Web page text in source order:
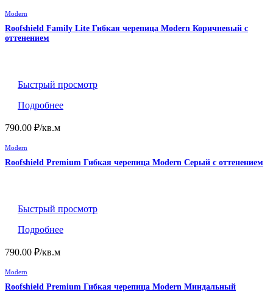
Modern
Roofshield Family Lite Гибкая черепица Modern Коричневый с
оттенением
Быстрый просмотр
Подробнее
790.00 ₽/кв.м
Modern
Roofshield Premium Гибкая черепица Modern Серый с оттенением
Быстрый просмотр
Подробнее
790.00 ₽/кв.м
Modern
Roofshield Premium Гибкая черепица Modern Миндальный